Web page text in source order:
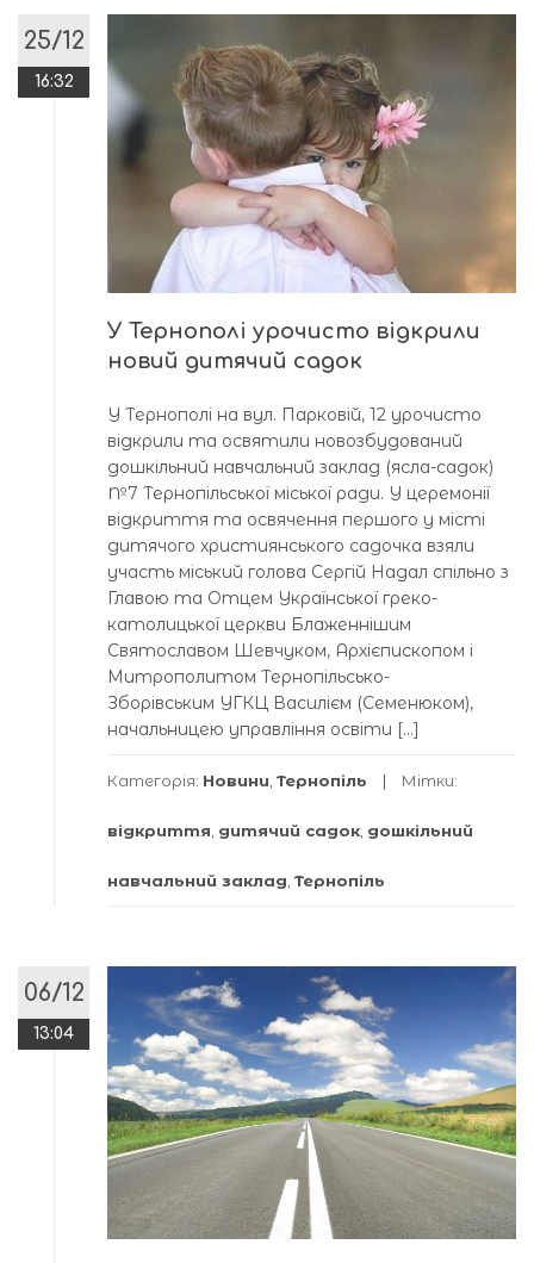
25/12
16:32
У Тернополі урочисто відкрили
новий дитячий садок
У Тернополі на вул. Парковій, 12 урочисто
відкрили та освятили новозбудований
дошкільний навчальний заклад (ясла-садок)
№7 Тернопільської міської ради. У церемонії
відкриття та освячення першого у місті
дитячого християнського садочка взяли
участь міський голова Сергій Надал спільно з
Главою та Отцем Української греко-
католицької церкви Блаженнішим
Святославом Шевчуком, Архієпископом і
Митрополитом Тернопільсько-
Зборівським УГКЦ Василієм (Семенюком),
начальницею управління освіти […]
Категорія: Новини Тернопіль Мітки:
відкриття дитячий садок дошкільний
навчальний заклад Тернопіль
06/12
13:04